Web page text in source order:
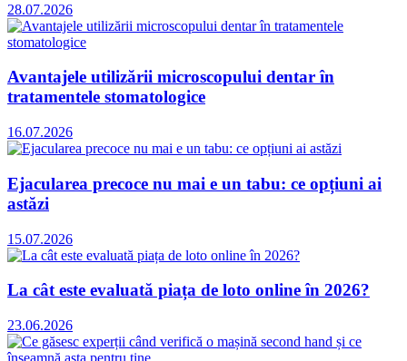
28.07.2026
Avantajele utilizării microscopului dentar în
tratamentele stomatologice
16.07.2026
Ejacularea precoce nu mai e un tabu: ce opțiuni ai
astăzi
15.07.2026
La cât este evaluată piața de loto online în 2026?
23.06.2026